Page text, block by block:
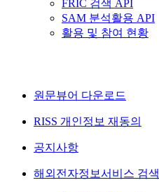
FRIC 검색 API
SAM 분석활용 API
활용 및 참여 현황
원문뷰어 다운로드
RISS 개인정보 재동의
공지사항
해외전자정보서비스 검색